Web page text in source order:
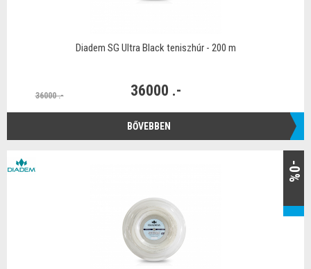
Diadem SG Ultra Black teniszhúr - 200 m
36000 .- 36000 .-
BŐVEBBEN
-0%